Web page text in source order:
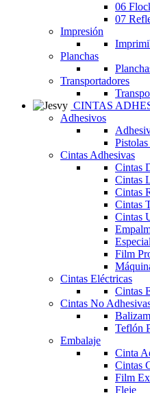
06
07
Impresión
Planchas
Transportadores
CINTAS
Adhesivos
Cintas Adhesivas
Cintas
Cintas
Cintas
Cintas
Cintas
Film
Cintas Eléctricas
Cintas
Cintas No
Teflón
Embalaje
Cinta
Cintas
Film
Fleje